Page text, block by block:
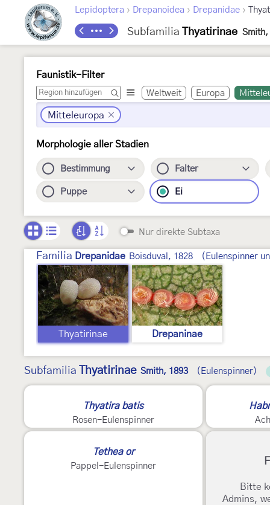
Lepidoptera › Drepanoidea › Drepanidae ›
Subfamilia Thyatirinae Smith,
Faunistik-Filter
Weltweit Europa
Mitteleuropa
Morphologie aller Stadien
Bestimmung Falter
Puppe Ei
Nur direkte Subtaxa
Familia Drepanidae Boisduval, 1828 (Eulenspinner
Thyatirinae Drepaninae
Subfamilia Thyatirinae Smith, 1893 (Eulenspinner)
Thyatira batis
Rosen-Eulenspinner
Tethea or
Pappel-Eulenspinner
Bitte
Admins,